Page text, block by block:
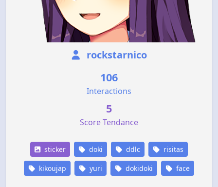
rockstarnico
106
Interactions
5
Score Tendance
sticker doki ddlc risitas
kikoujap yuri dokidoki face